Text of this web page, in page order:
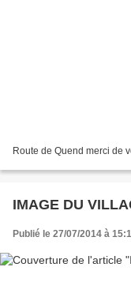
Route de Quend merci de
IMAGE DU
Publié le 27/07/2014 à